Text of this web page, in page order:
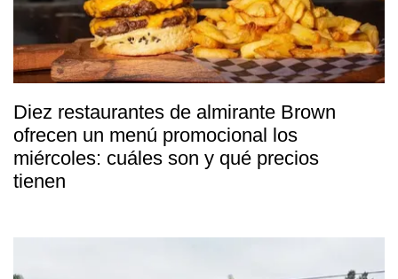
Diez restaurantes de almirante Brown
ofrecen un menú promocional los
miércoles: cuáles son y qué precios
tienen